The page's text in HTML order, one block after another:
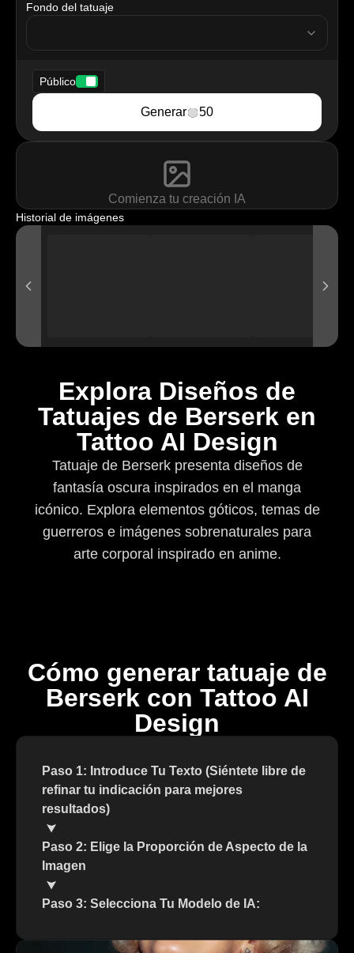
Fondo del tatuaje
tattooBackground
Público
Generar 50
Comienza tu creación IA
Historial de imágenes
Explora Diseños de
Tatuajes de Berserk en
Tattoo AI Design
Tatuaje de Berserk presenta diseños de
fantasía oscura inspirados en el manga
icónico. Explora elementos góticos, temas de
guerreros e imágenes sobrenaturales para
arte corporal inspirado en anime.
Cómo generar tatuaje de
Berserk con Tattoo AI
Design
Paso 1: Introduce Tu Texto (Siéntete libre de
refinar tu indicación para mejores
resultados)
Paso 2: Elige la Proporción de Aspecto de la
Imagen
Paso 3: Selecciona Tu Modelo de IA: